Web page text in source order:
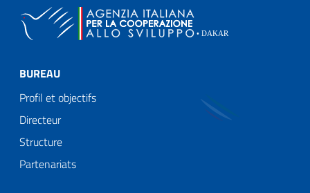
BUREAU
Profil et objectifs
Directeur
Structure
Partenariats